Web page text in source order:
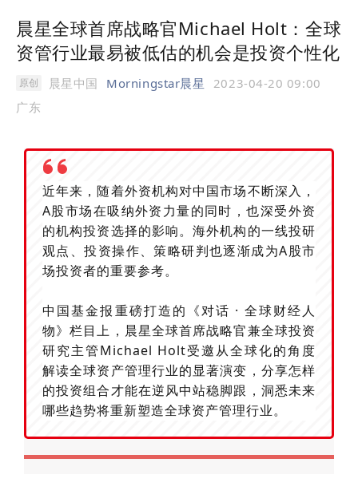
晨星全球首席战略官Michael Holt：全球
资管行业最易被低估的机会是投资个性化
原创 晨星中国 Morningstar晨星
2023-04-20 09:00
广东
近年来，随着外资机构对中国市场不断深入，
A股市场在吸纳外资力量的同时，也深受外资
的机构投资选择的影响。海外机构的一线投研
观点、投资操作、策略研判也逐渐成为A股市
场投资者的重要参考。
中国基金报重磅打造的《对话 · 全球财经人
物》栏目上，晨星全球首席战略官兼全球投资
研究主管Michael Holt受邀从全球化的角度
解读全球资产管理行业的显著演变，分享怎样
的投资组合才能在逆风中站稳脚跟，洞悉未来
哪些趋势将重新塑造全球资产管理行业。